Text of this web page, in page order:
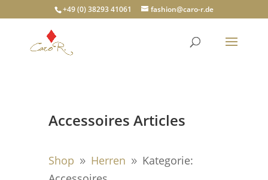
+49 (0) 38293 41061 fashion@caro-r.de
Accessoires Articles
Shop 9 Herren 9 Kategorie: